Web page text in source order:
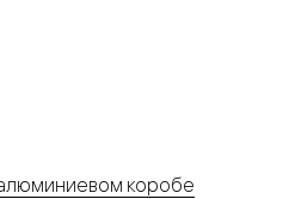
коробе